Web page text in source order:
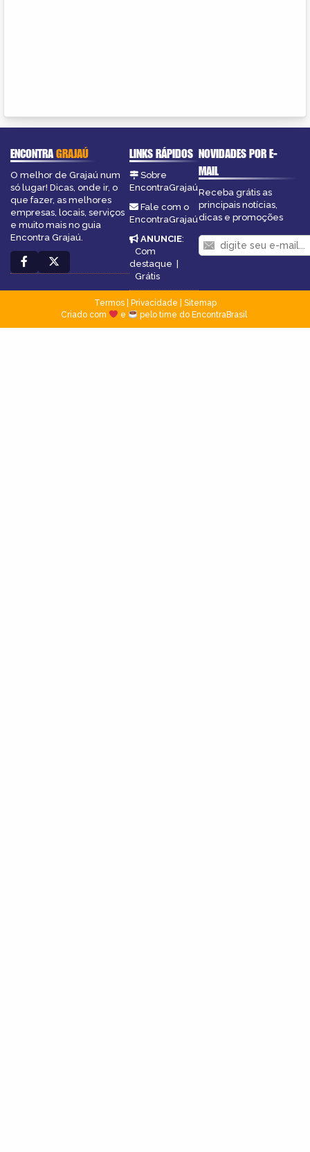
ENCONTRAGRAJAÚ
O melhor de Grajaú num
só lugar! Dicas, onde ir, o
que fazer, as melhores
empresas, locais, serviços
e muito mais no guia
Encontra Grajaú.
LINKS RÁPIDOS
Sobre
EncontraGrajaú
Fale com o
EncontraGrajaú
ANUNCIE:
Com
destaque
Grátis
NOVIDADES POR E-
MAIL
Receba grátis as
principais notícias,
dicas e promoções
Termos| Privacidade
Sitemap
Criado com
e pelo time do EncontraBrasil